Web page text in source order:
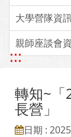
大學營隊資
親師座談會
:::
轉知~「
長營」
日期 :